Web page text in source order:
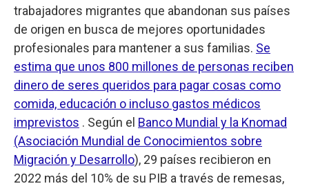
trabajadores migrantes que abandonan sus países
de origen en busca de mejores oportunidades
profesionales para mantener a sus familias. Se
estima que unos 800 millones de personas reciben
dinero de seres queridos para pagar cosas como
comida, educación o incluso gastos médicos
imprevistos . Según el Banco Mundial y la Knomad
(Asociación Mundial de Conocimientos sobre
Migración y Desarrollo), 29 países recibieron en
2022 más del 10% de su PIB a través de remesas,